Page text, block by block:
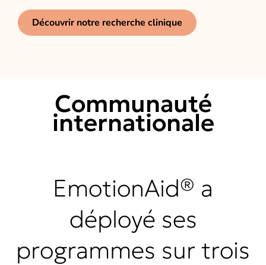
Découvrir notre recherche clinique
Communauté
internationale
EmotionAid® a
déployé ses
programmes sur trois